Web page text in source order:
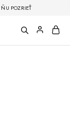
POZRIEŤ